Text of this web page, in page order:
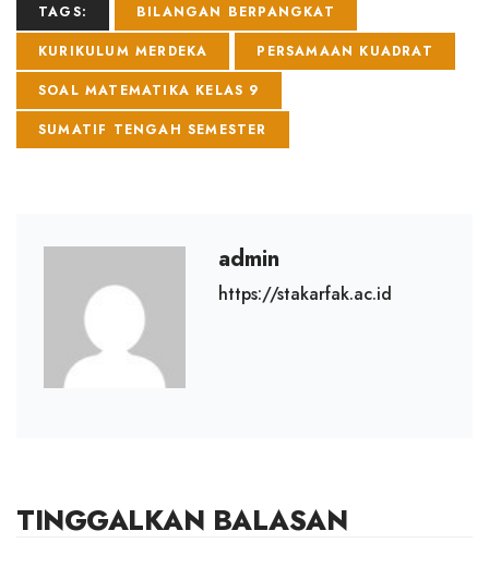
TAGS:
BILANGAN BERPANGKAT
KURIKULUM MERDEKA
PERSAMAAN KUADRAT
SOAL MATEMATIKA KELAS 9
SUMATIF TENGAH SEMESTER
admin
https://stakarfak.ac.id
TINGGALKAN BALASAN